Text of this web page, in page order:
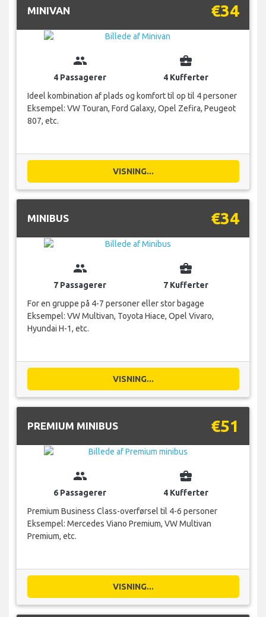
MINIVAN €34
group
4 Passagerer
business_center
4 Kufferter
Ideel kombination af plads og komfort til op til 4 personer
Eksempel: VW Touran, Ford Galaxy, Opel Zefira, Peugeot
807, etc.
VISNING...
MINIBUS €34
group
7 Passagerer
business_center
7 Kufferter
For en gruppe på 4-7 personer eller stor bagage
Eksempel: VW Multivan, Toyota Hiace, Opel Vivaro,
Hyundai H-1, etc.
VISNING...
PREMIUM MINIBUS €51
group
6 Passagerer
business_center
4 Kufferter
Premium Business Class-overførsel til 4-6 personer
Eksempel: Mercedes Viano Premium, VW Multivan
Premium, etc.
VISNING...